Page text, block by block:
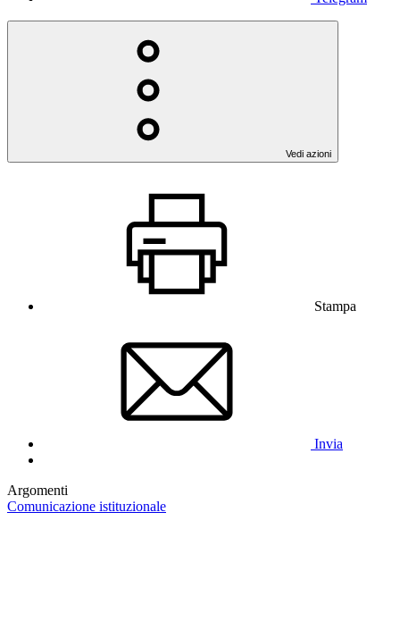
Vedi azioni
Stampa
Invia
Argomenti
Comunicazione istituzionale